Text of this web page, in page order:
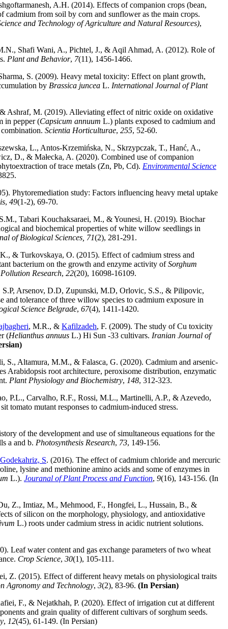
A.H. (2014). Effects of companion crops (bean,
cadmium from soil by corn and sunflower as the main crops.
and Technology of Agriculture and Natural Resources),
Shafi Wani, A., Pichtel, J., & Aqil Ahmad, A. (2012). Role of
Plant and Behavior, 7(11), 1456-1466.
S. (2009). Heavy metal toxicity: Effect on plant growth,
by Brassica juncea L. International Journal of Plant
Ashraf, M. (2019). Alleviating effect of nitric oxide on oxidative
in pepper (Capsicum annuum L.) plants exposed to cadmium and
Scientia Horticulturae, 255, 52-60.
L., Antos-Krzemińska, N., Skrzypczak, T., Hanć, A.,
D., & Małecka, A. (2020). Combined use of companion
of trace metals (Zn, Pb, Cd). Environmental Science
Phytoremediation study: Factors influencing heavy metal uptake
, 49(1-2), 69-70.
Tabari Kouchaksaraei, M., & Younesi, H. (2019). Biochar
and biochemical properties of white willow seedlings in
of Biological Sciences, 71(2), 281-291.
& Turkovskaya, O. (2015). Effect of cadmium stress and
bacterium on the growth and enzyme activity ofSorghum
Pollution Research, 22(20), 16098-16109.
Arsenov, D.D, Zupunski, M.D, Orlovic, S.S., & Pilipovic,
and tolerance of three willow species to cadmium exposure in
Science Belgrade, 67(4), 1411-1420.
, M.R., & Kafilzadeh, F. (2009). The study of Cu toxicity
(Helianthus annuus L.) Hi Sun -33 cultivars. Iranian Journal of
S., Altamura, M.M., & Falasca, G. (2020). Cadmium and arsenic-
Arabidopsis root architecture, peroxisome distribution, enzymatic
Plant Physiology and Biochemistry, 148, 312-323.
P.L., Carvalho, R.F., Rossi, M.L., Martinelli, A.P., & Azevedo,
tomato mutant responses to cadmium-induced stress.
of the development and use of simultaneous equations for the
a and b. Photosynthesis Research, 73, 149-156.
S. (2016). The effect of cadmium chloride and mercuric
lysine and methionine amino acids and some of enzymes in
L.). Jouranal of Plant Process and Function, 9(16), 143-156. (In
Z., Imtiaz, M., Mehmood, F., Hongfei, L., Hussain, B., &
of silicon on the morphology, physiology, and antioxidative
L.) roots under cadmium stress in acidic nutrient solutions.
Leaf water content and gas exchange parameters of two wheat
Crop Science, 30(1), 105-111.
Z. (2015). Effect of different heavy metals on physiological traits
Agronomy and Technology, 3(2), 83-96. (In Persian)
F., & Nejatkhah, P. (2020). Effect of irrigation cut at different
and grain quality of different cultivars of sorghum seeds.
, 12(45), 61-149. (In Persian)